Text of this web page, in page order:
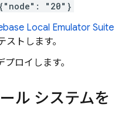
"20"}
Local Emulator Suite
トします。
ロイします。
ル システムを